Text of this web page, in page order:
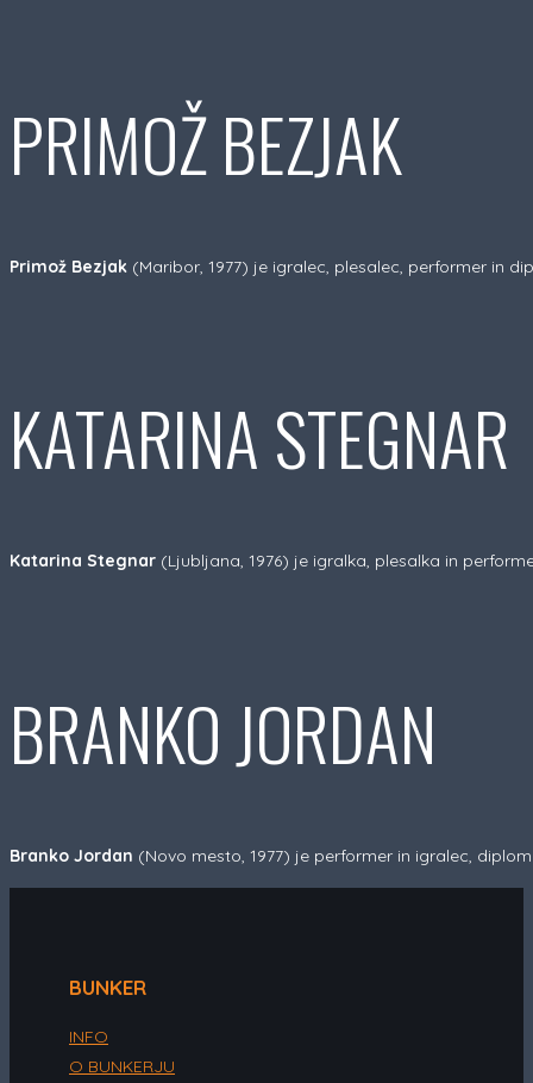
PRIMOŽ BEZJAK
Primož Bezjak (Maribor, 1977) je igralec, plesalec, performer in
KATARINA STEGNAR
Katarina Stegnar (Ljubljana, 1976) je igralka, plesalka in
BRANKO JORDAN
Branko Jordan (Novo mesto, 1977) je performer in igralec,
BUNKER
INFO
O BUNKERJU